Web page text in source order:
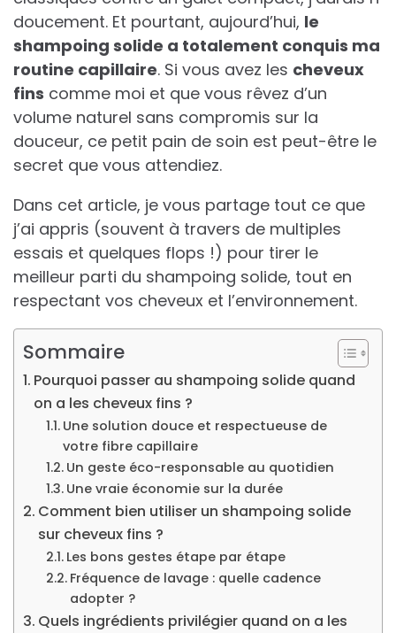
doucement. Et pourtant, aujourd’hui, le
shampoing solide a totalement conquis ma
routine capillaire. Si vous avez les cheveux
fins comme moi et que vous rêvez d’un
volume naturel sans compromis sur la
douceur, ce petit pain de soin est peut-être le
secret que vous attendiez.
Dans cet article, je vous partage tout ce que
j’ai appris (souvent à travers de multiples
essais et quelques flops !) pour tirer le
meilleur parti du shampoing solide, tout en
respectant vos cheveux et l’environnement.
Sommaire
Pourquoi passer au shampoing solide quand
on a les cheveux fins ?
Une solution douce et respectueuse de
votre fibre capillaire
Un geste éco-responsable au quotidien
Une vraie économie sur la durée
Comment bien utiliser un shampoing solide
sur cheveux fins ?
Les bons gestes étape par étape
Fréquence de lavage : quelle cadence
adopter ?
Quels ingrédients privilégier quand on a les